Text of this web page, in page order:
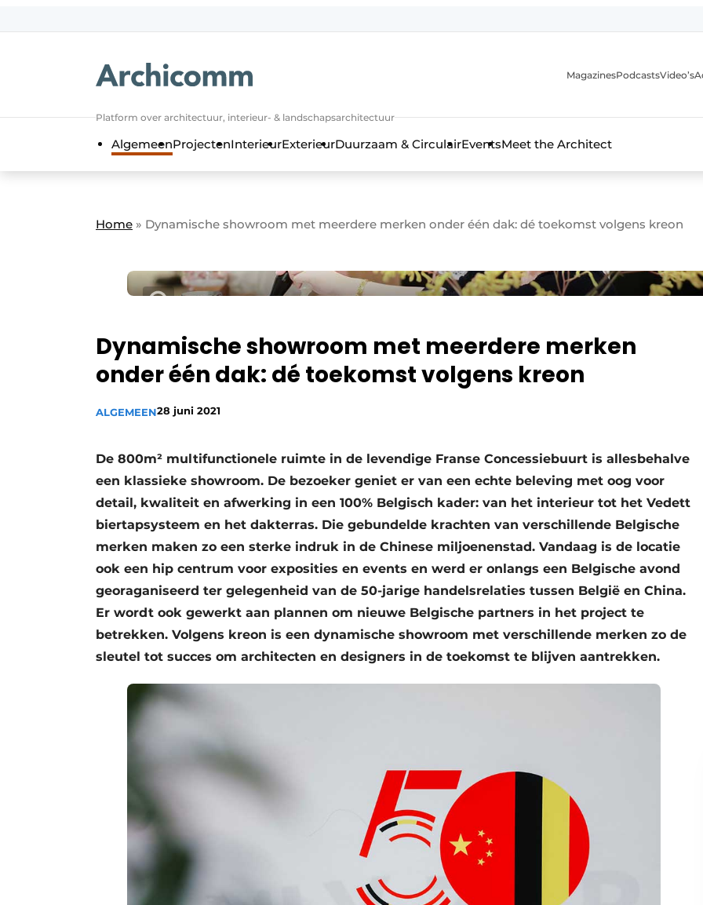
Platform over architectuur, interieur- & landschapsarchitectuur
MagazinesPodcastsVideo’s
AlgemeenProjectenInterieurExterieurDuurzaam & CirculairEventsMeet the Architect
Home » Dynamische showroom met meerdere merken onder één dak: dé toekomst volgens kreon
Dynamische showroom met meerdere merken
onder één dak: dé toekomst volgens kreon
ALGEMEEN28 juni 2021
De 800m² multifunctionele ruimte in de levendige Franse Concessiebuurt is allesbehalve
een klassieke showroom. De bezoeker geniet er van een echte beleving met oog voor
detail, kwaliteit en afwerking in een 100% Belgisch kader: van het interieur tot het Vedett
biertapsysteem en het dakterras. Die gebundelde krachten van verschillende Belgische
merken maken zo een sterke indruk in de Chinese miljoenenstad. Vandaag is de locatie
ook een hip centrum voor exposities en events en werd er onlangs een Belgische avond
georaganiseerd ter gelegenheid van de 50-jarige handelsrelaties tussen België en China.
Er wordt ook gewerkt aan plannen om nieuwe Belgische partners in het project te
betrekken. Volgens kreon is een dynamische showroom met verschillende merken zo de
sleutel tot succes om architecten en designers in de toekomst te blijven aantrekken.